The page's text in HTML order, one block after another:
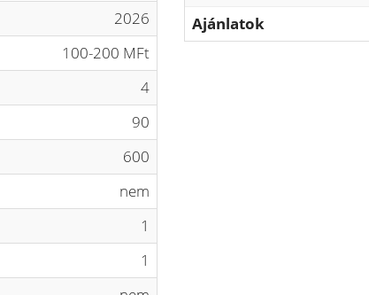
2026
100-200 MFt
4
90
600
nem
1
1
Ajánlatok